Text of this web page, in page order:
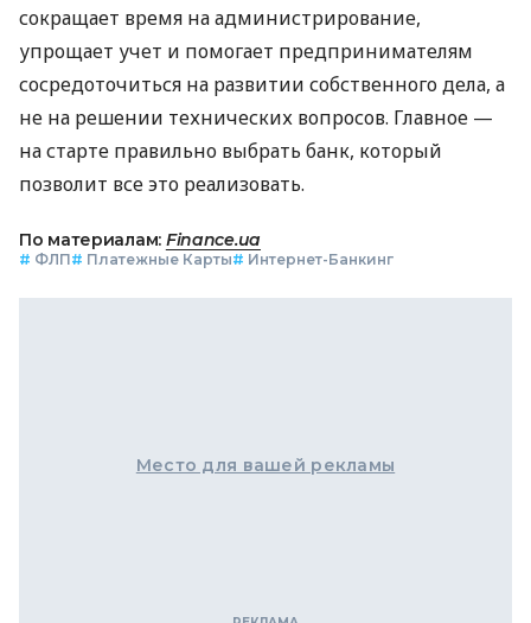
сокращает время на администрирование,
упрощает учет и помогает предпринимателям
сосредоточиться на развитии собственного дела, а
не на решении технических вопросов. Главное —
на старте правильно выбрать банк, который
позволит все это реализовать.
По материалам: Finance.ua
# ФЛП# Платежные Карты# Интернет-Банкинг
Место для вашей рекламы